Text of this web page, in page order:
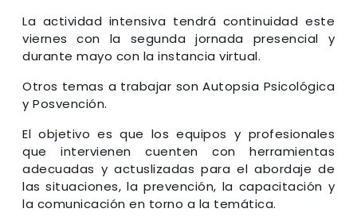
La actividad intensiva tendrá continuidad este
viernes con la segunda jornada presencial y
durante mayo con la instancia virtual.
Otros temas a trabajar son Autopsia Psicológica
y Posvención.
El objetivo es que los equipos y profesionales
que intervienen cuenten con herramientas
adecuadas y actuslizadas para el abordaje de
las situaciones, la prevención, la capacitación y
la comunicación en torno a la temática.